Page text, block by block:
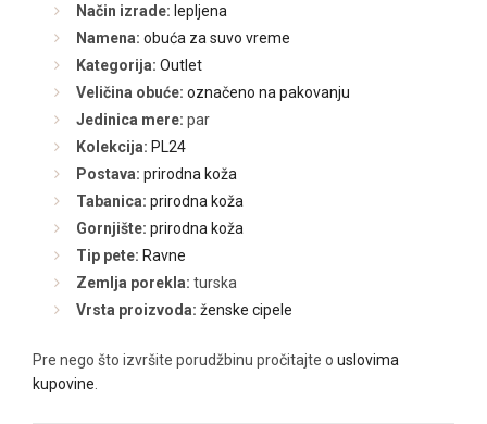
Način izrade: lepljena
Namena: obuća za suvo vreme
Kategorija: Outlet
Veličina obuće: označeno na pakovanju
Jedinica mere: par
Kolekcija: PL24
Postava: prirodna koža
Tabanica: prirodna koža
Gornjište: prirodna koža
Tip pete: Ravne
Zemlja porekla: turska
Vrsta proizvoda: ženske cipele
Pre nego što izvršite porudžbinu pročitajte o uslovima
kupovine